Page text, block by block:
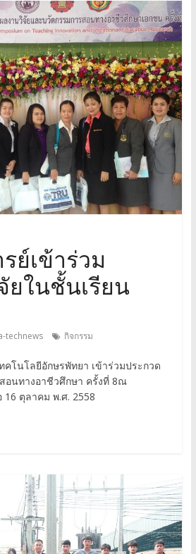
ย์เข้าร่วม
ยในชั้นเรียน
technews กิจกรรม
คโนโลยีอักษรพัทยา เข้าร่วมประกวด
อนทางอาชีวศึกษา ครั้งที่ 8ณ
16 ตุลาคม พ.ศ. 2558